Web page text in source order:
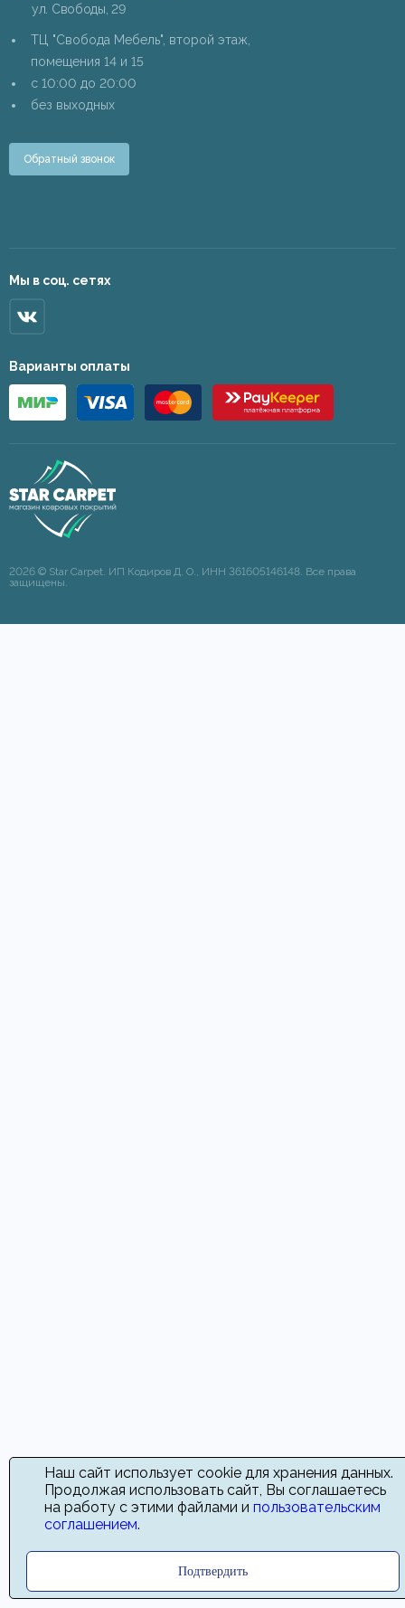
Наш сайт использует cookie для хранения данных.
Продолжая использовать сайт, Вы соглашаетесь
на работу с этими файлами и пользовательским
соглашением.
Подтвердить
ул. Свободы, 29
ТЦ "Свобода Мебель", второй этаж,
помещения 14 и 15
c 10:00 до 20:00
без выходных
Обратный звонок
Мы в соц. сетях
Варианты оплаты
2026 © Star Carpet. ИП Кодиров Д. О., ИНН 361605146148. Все права
защищены.